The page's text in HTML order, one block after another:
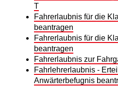
T
Fahrerlaubnis für die
beantragen
Fahrerlaubnis für die
beantragen
Fahrerlaubnis zur
Fahrlehrerlaubnis -
Anwärterbefugnis